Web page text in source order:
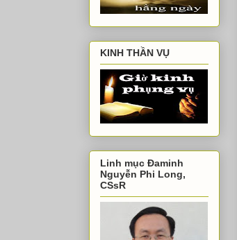
KINH THẦN VỤ
Linh mục Đaminh
Nguyễn Phi Long,
CSsR